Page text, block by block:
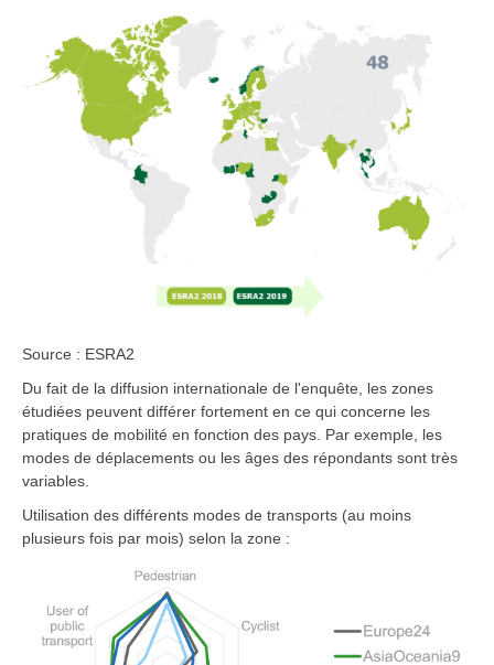
Source : ESRA2
Du fait de la diffusion internationale de l'enquête, les zones
étudiées peuvent différer fortement en ce qui concerne les
pratiques de mobilité en fonction des pays. Par exemple, les
modes de déplacements ou les âges des répondants sont très
variables.
Utilisation des différents modes de transports (au moins
plusieurs fois par mois) selon la zone :